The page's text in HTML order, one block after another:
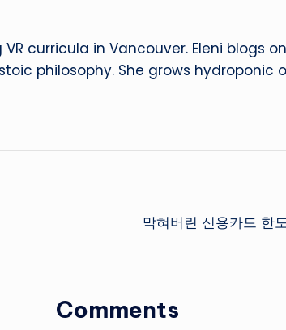
curricula in Vancouver. Eleni blogs
philosophy. She grows hydroponic
막혀버린 신용카드 한
Comments